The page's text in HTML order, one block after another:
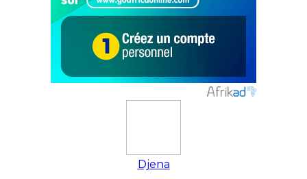
Djena